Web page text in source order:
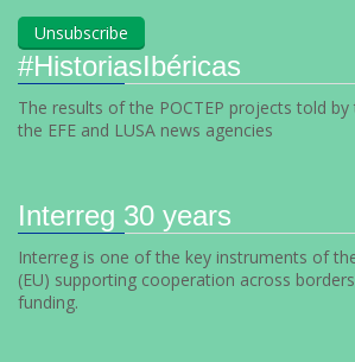
#HistoriasIbéricas
The results of the POCTEP projects told
the EFE and LUSA news agencies
Interreg 30 years
Interreg is one of the key instruments of
(EU) supporting cooperation across
funding.